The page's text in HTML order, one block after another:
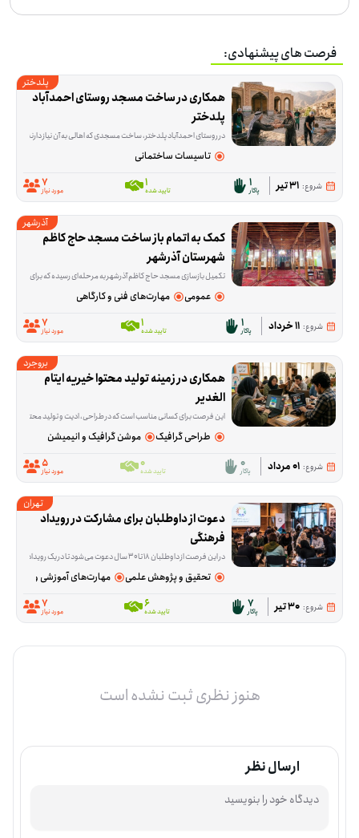
فرصت های پیشنهادی:
پلدختر
همکاری در ساخت مسجد روستای احمدآباد
پلدختر
در روستای احمدآباد پلدختر، ساخت مسجدی که اهالی به آن نیاز دارند هنوز ادامه دارد و این فرصت برای کمک در همین مسیر شکل گرفته است. داوطلب‌ها در کاری مشارکت
تاسیسات ساختمانی
شروع: 31 تیر 1پاکار 1تایید شده 7
مورد نیاز
آذرشهر
شهرستان آذرشهر
تکمیل بازسازی مسجد حاج کاظم آذرشهر به مرحله‌ای رسیده که برای ادامه‌ی کار، هم کمک مالی لازم است و هم حضور داوطلبانی که در کارهای اجرایی ساختمان مهارت دارند. این
عمومی مهارت‌های فنی و کارگاهی
شروع: 11 خرداد 1پاکار 1تایید شده 7
مورد نیاز
بروجرد
الغدیر
این فرصت برای کسانی مناسب است که در طراحی، ادیت و تولید محتوا مهارت دارند و می‌خواهند توانایی‌شان را در معرفی بهتر یک مجموعه‌ی اجتماعی به کار بگیرند. خیریه ایتام
طراحی گرافیک موشن گرافیک و انیمیشن
شروع: 01 مرداد 0پاکار 0
تایید شده 5
مورد نیاز
تهران
دعوت از داوطلبان برای مشارکت در رویداد
فرهنگی
در این فرصت از داوطلبان ۱۸ تا ۳۰ سال دعوت می‌شود تا در یک رویداد فرهنگی با محوریت گفت‌وگو، هم‌اندیشی و بررسی راهکارهای حمایت از اقشار نیازمند جامعه از جمله افراد بی‌بضاعت، بی‌سرپرست و دارای معلولیت مشارکت کنند. در این برنامه، شرکت‌کنندگان در کنار سایر داوطلبان، حامیان و جمعی از هنرمندان پاکار، درباره راهکارهای مؤثر برای افزایش مشارکت اجتماعی و توسعه فعالیت‌های حمایتی به تبادل نظر خواهند پرداخت. همچنین بخشی از برنامه به مستندسازی و انتشار محتوای رویداد در فضای مجازی اختصاص دارد.
تحقیق و پژوهش علمی مهارت‌های آموزشی و پژوهشی
شروع: 30 تیر 7
پاکار 6
تایید شده 7
مورد نیاز
هنوز نظری ثبت نشده است
ارسال نظر